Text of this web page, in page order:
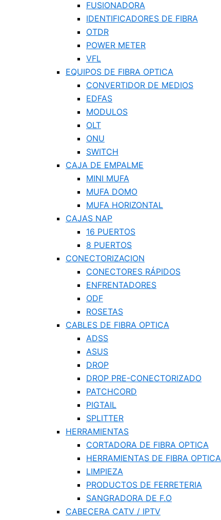
FUSIONADORA
IDENTIFICADORES DE FIBRA
OTDR
POWER METER
VFL
EQUIPOS DE FIBRA OPTICA
CONVERTIDOR DE MEDIOS
EDFAS
MODULOS
OLT
ONU
SWITCH
CAJA DE EMPALME
MINI MUFA
MUFA DOMO
MUFA HORIZONTAL
CAJAS NAP
16 PUERTOS
8 PUERTOS
CONECTORIZACION
CONECTORES RÁPIDOS
ENFRENTADORES
ODF
ROSETAS
CABLES DE FIBRA OPTICA
ADSS
ASUS
DROP
DROP PRE-CONECTORIZADO
PATCHCORD
PIGTAIL
SPLITTER
HERRAMIENTAS
CORTADORA DE FIBRA OPTICA
HERRAMIENTAS DE FIBRA OPTICA
LIMPIEZA
PRODUCTOS DE FERRETERIA
SANGRADORA DE F.O
CABECERA CATV / IPTV